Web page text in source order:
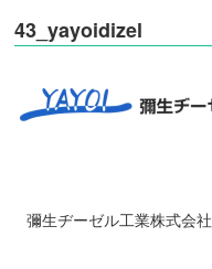
43_yayoidizel
彌生ヂーゼル工業株式会社